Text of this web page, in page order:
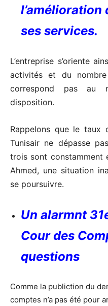
l’amélioration
ses services.
L’entreprise s’oriente
activités et du
correspond pas au
disposition.
Rappelons que le taux
Tunisair ne dépasse
trois sont constamment
Ahmed, une situation
se poursuivre.
Un alarmnt
Cour des
questions
Comme la publiction du
comptes n’a pas été pour